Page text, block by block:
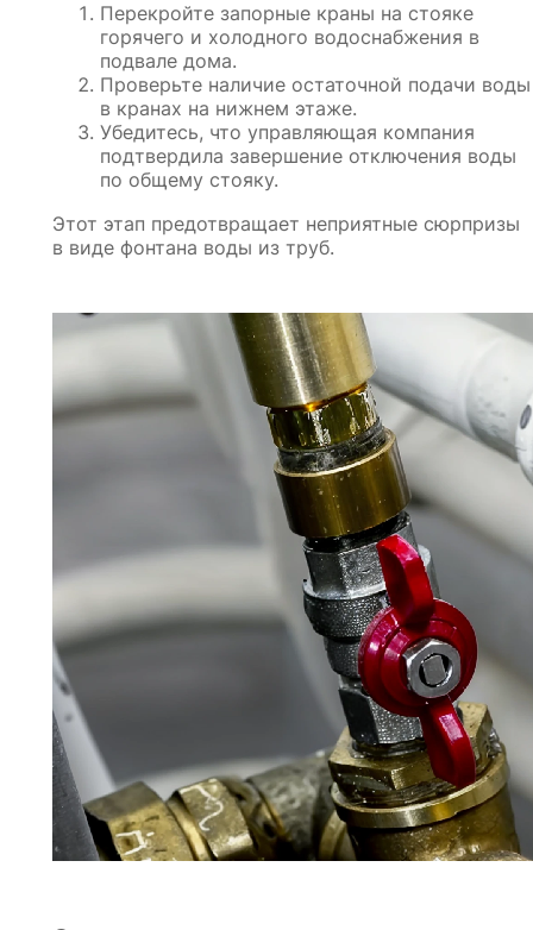
Перекройте запорные краны на стояке
горячего и холодного водоснабжения в
подвале дома.
Проверьте наличие остаточной подачи воды
в кранах на нижнем этаже.
Убедитесь, что управляющая компания
подтвердила завершение отключения воды
по общему стояку.
Этот этап предотвращает неприятные сюрпризы
в виде фонтана воды из труб.